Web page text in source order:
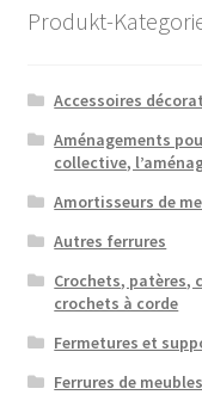
Produkt-
Accessoires
Aménagements
collective,
Amortisseurs de
Autres ferrures
Crochets, patères,
crochets à corde
Fermetures et
Ferrures de